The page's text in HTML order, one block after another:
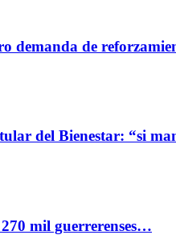
demanda de
del Bienestar: “si
mil guerrerenses…